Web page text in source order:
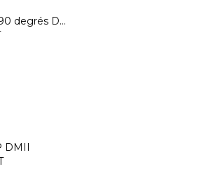
degrés D...
DMII